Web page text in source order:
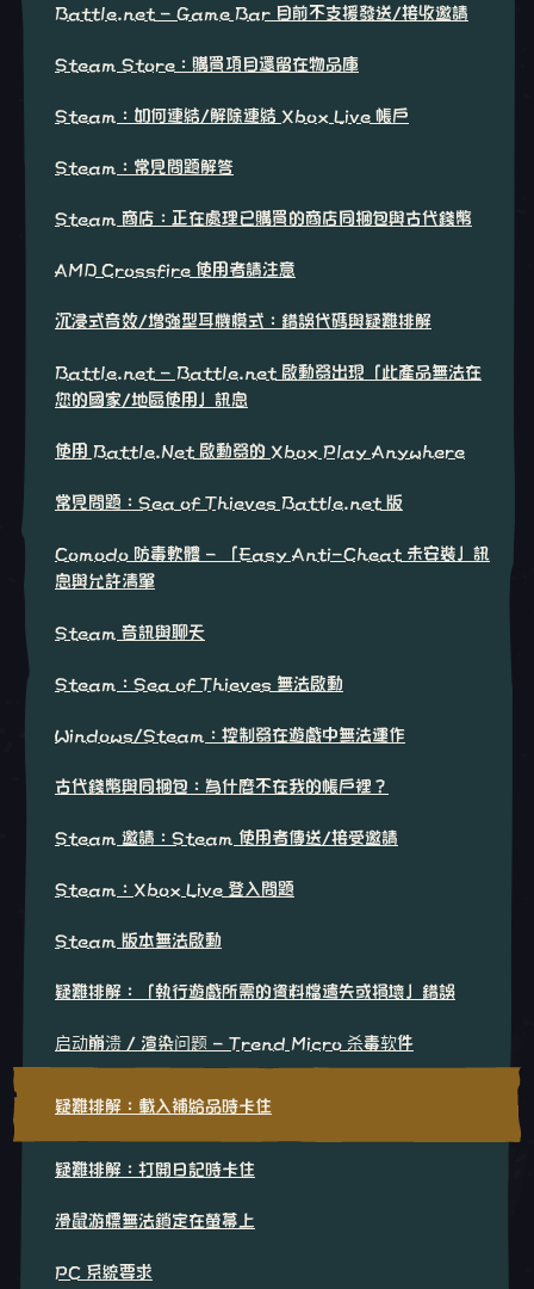
Battle.net - Game Bar 目前不支援發送/接收邀請
Steam Store：購買項目還留在物品庫
Steam：如何連結/解除連結 Xbox Live 帳戶
Steam：常見問題解答
Steam 商店：正在處理已購買的商店同捆包與古代錢幣
AMD Crossfire 使用者請注意
沉浸式音效/增強型耳機模式：錯誤代碼與疑難排解
Battle.net - Battle.net 啟動器出現「此產品無法在
您的國家/地區使用」訊息
使用 Battle.Net 啟動器的 Xbox Play Anywhere
常見問題：Sea of Thieves Battle.net 版
Comodo 防毒軟體 - 「Easy Anti-Cheat 未安裝」訊
息與允許清單
Steam 音訊與聊天
Steam：Sea of Thieves 無法啟動
Windows/Steam：控制器在遊戲中無法運作
古代錢幣與同捆包：為什麼不在我的帳戶裡？
Steam 邀請：Steam 使用者傳送/接受邀請
Steam：Xbox Live 登入問題
Steam 版本無法啟動
疑難排解：「執行遊戲所需的資料檔遺失或損壞」錯誤
启动崩溃 / 渲染问题 - Trend Micro 杀毒软件
疑難排解：載入補給品時卡住
疑難排解：打開日記時卡住
滑鼠游標無法鎖定在螢幕上
PC 系統要求